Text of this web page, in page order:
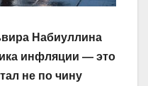
Набиуллина
инфляции — это
не по чину